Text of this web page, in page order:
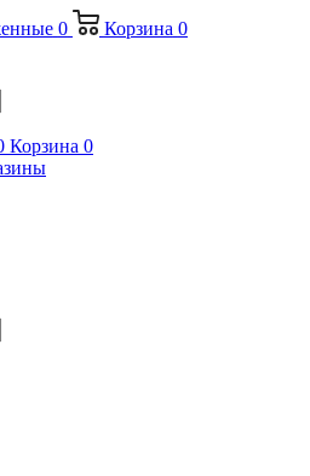
0 Корзина 0
Корзина 0